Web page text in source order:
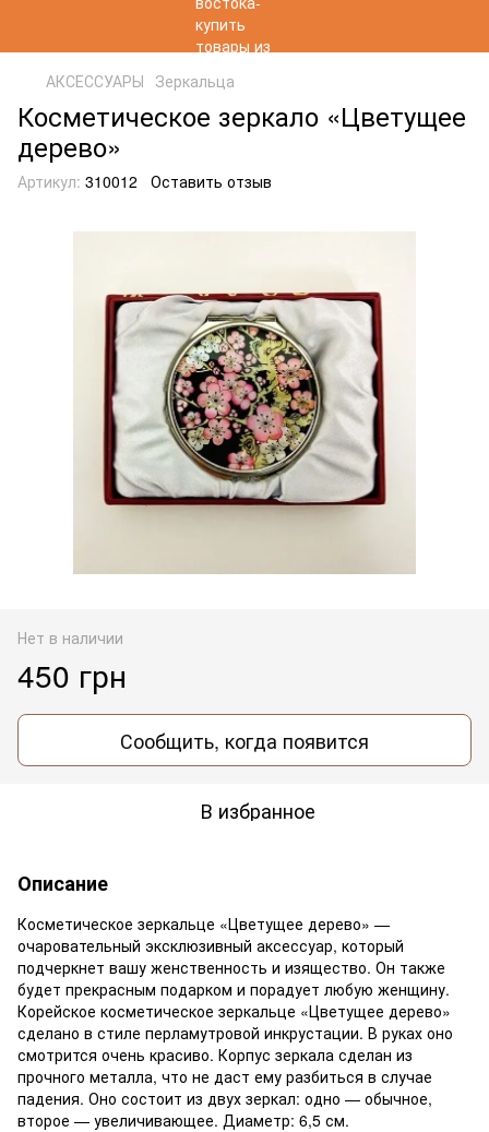
АКСЕССУАРЫ Зеркальца
Косметическое зеркало «Цветущее
дерево»
Артикул: 310012 Оставить отзыв
Нет в наличии
450 грн
Сообщить, когда появится
В избранное
Описание
Косметическое зеркальце «Цветущее дерево» —
очаровательный эксклюзивный аксессуар, который
подчеркнет вашу женственность и изящество. Он также
будет прекрасным подарком и порадует любую женщину.
Корейское косметическое зеркальце «Цветущее дерево»
сделано в стиле перламутровой инкрустации. В руках оно
смотрится очень красиво. Корпус зеркала сделан из
прочного металла, что не даст ему разбиться в случае
падения. Оно состоит из двух зеркал: одно — обычное,
второе — увеличивающее. Диаметр: 6,5 см.